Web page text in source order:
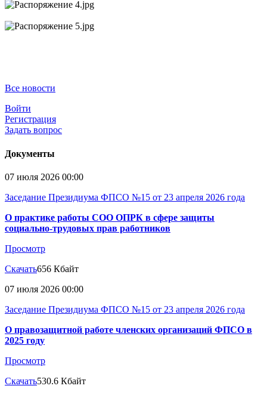
Все новости
Войти
Регистрация
Задать вопрос
Документы
07 июля 2026 00:00
Заседание Президиума ФПСО №15 от 23 апреля 2026 года
О практике работы СОО ОПРК в сфере защиты
социально-трудовых прав работников
Просмотр
Скачать656 Кбайт
07 июля 2026 00:00
Заседание Президиума ФПСО №15 от 23 апреля 2026 года
О правозащитной работе членских организаций ФПСО в
2025 году
Просмотр
Скачать530.6 Кбайт